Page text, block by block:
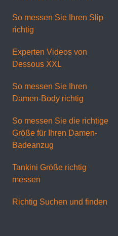
So messen Sie Ihren Slip
richtig
Experten Videos von
Dessous XXL
So messen Sie Ihren
Damen-Body richtig
So messen Sie die richtige
Größe für Ihren Damen-
Badeanzug
Tankini Größe richtig
messen
Richtig Suchen und finden